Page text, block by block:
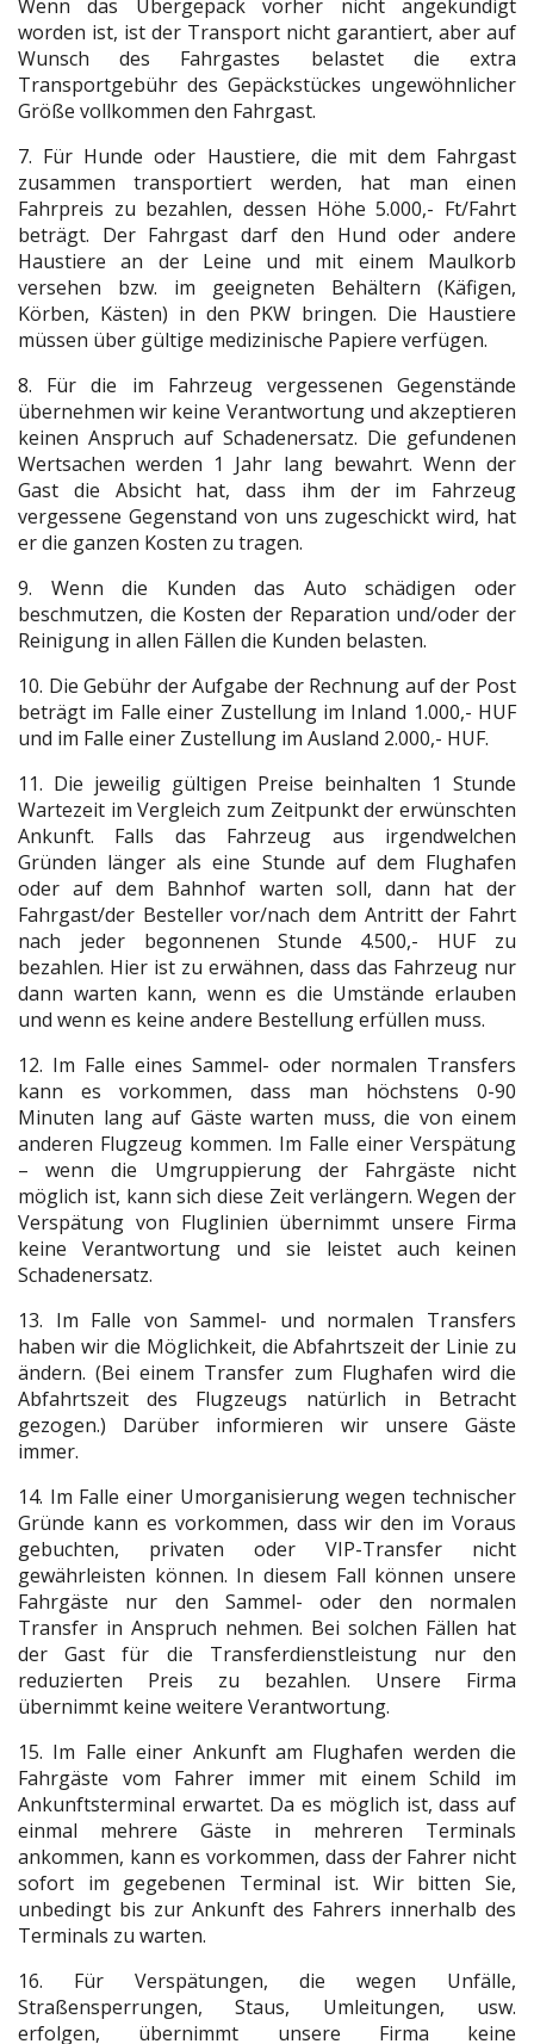
Wenn das Übergepäck vorher nicht angekündigt
worden ist, ist der Transport nicht garantiert, aber auf
Wunsch des Fahrgastes belastet die extra
Transportgebühr des Gepäckstückes ungewöhnlicher
Größe vollkommen den Fahrgast.
7. Für Hunde oder Haustiere, die mit dem Fahrgast
zusammen transportiert werden, hat man einen
Fahrpreis zu bezahlen, dessen Höhe 5.000,- Ft/Fahrt
beträgt. Der Fahrgast darf den Hund oder andere
Haustiere an der Leine und mit einem Maulkorb
versehen bzw. im geeigneten Behältern (Käfigen,
Körben, Kästen) in den PKW bringen. Die Haustiere
müssen über gültige medizinische Papiere verfügen.
8. Für die im Fahrzeug vergessenen Gegenstände
übernehmen wir keine Verantwortung und akzeptieren
keinen Anspruch auf Schadenersatz. Die gefundenen
Wertsachen werden 1 Jahr lang bewahrt. Wenn der
Gast die Absicht hat, dass ihm der im Fahrzeug
vergessene Gegenstand von uns zugeschickt wird, hat
er die ganzen Kosten zu tragen.
9. Wenn die Kunden das Auto schädigen oder
beschmutzen, die Kosten der Reparation und/oder der
Reinigung in allen Fällen die Kunden belasten.
10. Die Gebühr der Aufgabe der Rechnung auf der Post
beträgt im Falle einer Zustellung im Inland 1.000,- HUF
und im Falle einer Zustellung im Ausland 2.000,- HUF.
11. Die jeweilig gültigen Preise beinhalten 1 Stunde
Wartezeit im Vergleich zum Zeitpunkt der erwünschten
Ankunft. Falls das Fahrzeug aus irgendwelchen
Gründen länger als eine Stunde auf dem Flughafen
oder auf dem Bahnhof warten soll, dann hat der
Fahrgast/der Besteller vor/nach dem Antritt der Fahrt
nach jeder begonnenen Stunde 4.500,- HUF zu
bezahlen. Hier ist zu erwähnen, dass das Fahrzeug nur
dann warten kann, wenn es die Umstände erlauben
und wenn es keine andere Bestellung erfüllen muss.
12. Im Falle eines Sammel- oder normalen Transfers
kann es vorkommen, dass man höchstens 0-90
Minuten lang auf Gäste warten muss, die von einem
anderen Flugzeug kommen. Im Falle einer Verspätung
– wenn die Umgruppierung der Fahrgäste nicht
möglich ist, kann sich diese Zeit verlängern. Wegen der
Verspätung von Fluglinien übernimmt unsere Firma
keine Verantwortung und sie leistet auch keinen
Schadenersatz.
13. Im Falle von Sammel- und normalen Transfers
haben wir die Möglichkeit, die Abfahrtszeit der Linie zu
ändern. (Bei einem Transfer zum Flughafen wird die
Abfahrtszeit des Flugzeugs natürlich in Betracht
gezogen.) Darüber informieren wir unsere Gäste
immer.
14. Im Falle einer Umorganisierung wegen technischer
Gründe kann es vorkommen, dass wir den im Voraus
gebuchten, privaten oder VIP-Transfer nicht
gewährleisten können. In diesem Fall können unsere
Fahrgäste nur den Sammel- oder den normalen
Transfer in Anspruch nehmen. Bei solchen Fällen hat
der Gast für die Transferdienstleistung nur den
reduzierten Preis zu bezahlen. Unsere Firma
übernimmt keine weitere Verantwortung.
15. Im Falle einer Ankunft am Flughafen werden die
Fahrgäste vom Fahrer immer mit einem Schild im
Ankunftsterminal erwartet. Da es möglich ist, dass auf
einmal mehrere Gäste in mehreren Terminals
ankommen, kann es vorkommen, dass der Fahrer nicht
sofort im gegebenen Terminal ist. Wir bitten Sie,
unbedingt bis zur Ankunft des Fahrers innerhalb des
Terminals zu warten.
16. Für Verspätungen, die wegen Unfälle,
Straßensperrungen, Staus, Umleitungen, usw.
erfolgen, übernimmt unsere Firma keine